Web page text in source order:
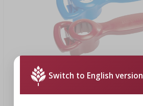
11,39 złSwitch to English version